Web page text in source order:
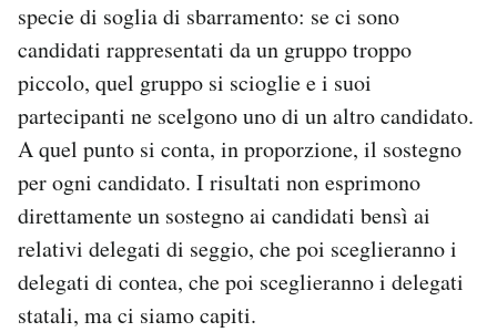
specie di soglia di sbarramento: se ci sono
candidati rappresentati da un gruppo troppo
piccolo, quel gruppo si scioglie e i suoi
partecipanti ne scelgono uno di un altro candidato.
A quel punto si conta, in proporzione, il sostegno
per ogni candidato. I risultati non esprimono
direttamente un sostegno ai candidati bensì ai
relativi delegati di seggio, che poi sceglieranno i
delegati di contea, che poi sceglieranno i delegati
statali, ma ci siamo capiti.